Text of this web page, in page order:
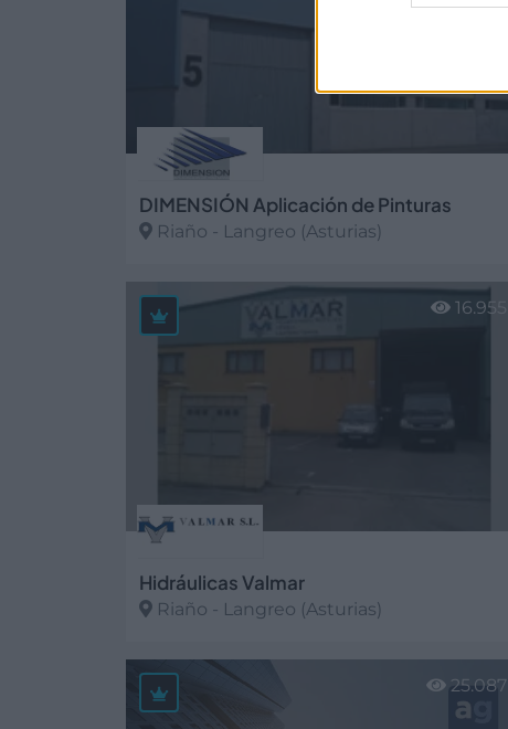
DIMENSIÓN Aplicación de Pinturas
Riaño - Langreo (Asturias)
Ver más
Hidráulicas Valmar
Riaño - Langreo (Asturias)
Ver más
16.955
25.087